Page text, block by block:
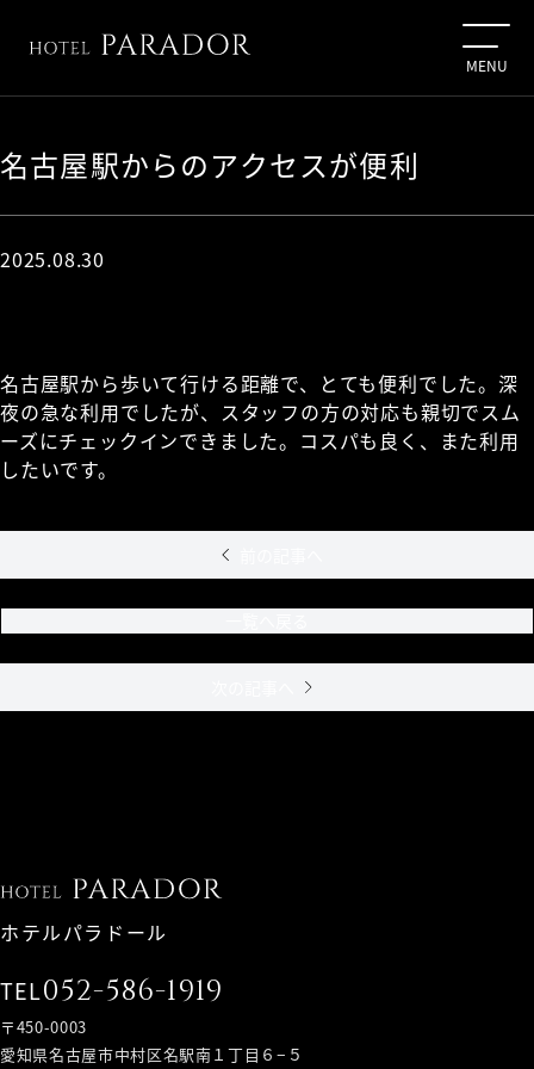
名古屋駅からのアクセスが便利
2025.08.30
名古屋駅から歩いて行ける距離で、とても便利でした。深
夜の急な利用でしたが、スタッフの方の対応も親切でスム
ーズにチェックインできました。コスパも良く、また利用
したいです。
ホテルパラドール
TEL052-586-1919
〒450-0003
愛知県名古屋市中村区名駅南１丁目６−５